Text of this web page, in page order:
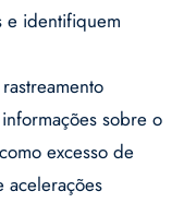
e identifiquem
sobre o
excesso de
acelerações